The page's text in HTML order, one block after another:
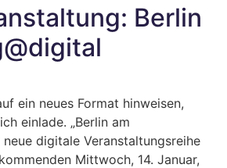
Berlin
ein neues Format hinweisen,
einlade. „Berlin am
digitale Veranstaltungsreihe
Mittwoch, 14. Januar,